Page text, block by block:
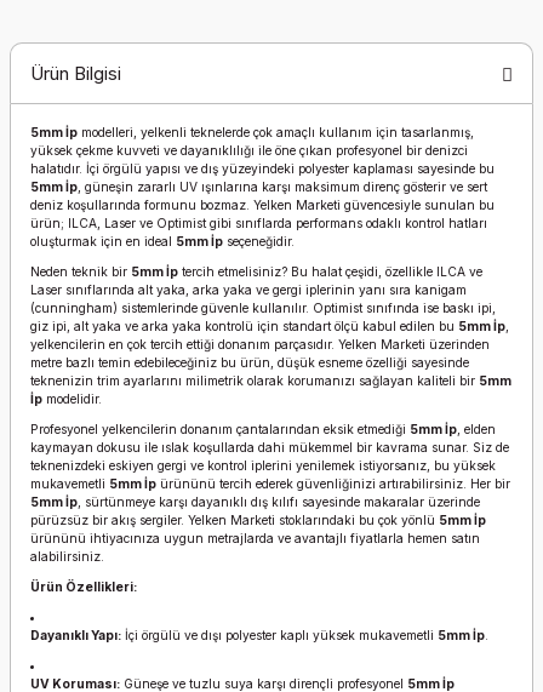
Ürün Bilgisi
5mm İp modelleri, yelkenli teknelerde çok amaçlı kullanım için tasarlanmış,
yüksek çekme kuvveti ve dayanıklılığı ile öne çıkan profesyonel bir denizci
halatıdır. İçi örgülü yapısı ve dış yüzeyindeki polyester kaplaması sayesinde bu
5mm İp , güneşin zararlı UV ışınlarına karşı maksimum direnç gösterir ve sert
deniz koşullarında formunu bozmaz. Yelken Marketi güvencesiyle sunulan bu
ürün; ILCA, Laser ve Optimist gibi sınıflarda performans odaklı kontrol hatları
oluşturmak için en ideal 5mm İp seçeneğidir.
Neden teknik bir 5mm İp tercih etmelisiniz? Bu halat çeşidi, özellikle ILCA ve
Laser sınıflarında alt yaka, arka yaka ve gergi iplerinin yanı sıra kanigam
(cunningham) sistemlerinde güvenle kullanılır. Optimist sınıfında ise baskı ipi,
giz ipi, alt yaka ve arka yaka kontrolü için standart ölçü kabul edilen bu 5mm İp
yelkencilerin en çok tercih ettiği donanım parçasıdır. Yelken Marketi üzerinden
metre bazlı temin edebileceğiniz bu ürün, düşük esneme özelliği sayesinde
teknenizin trim ayarlarını milimetrik olarak korumanızı sağlayan kaliteli bir 5mm
İp modelidir.
Profesyonel yelkencilerin donanım çantalarından eksik etmediği 5mm İp , elden
kaymayan dokusu ile ıslak koşullarda dahi mükemmel bir kavrama sunar. Siz de
teknenizdeki eskiyen gergi ve kontrol iplerini yenilemek istiyorsanız, bu yüksek
mukavemetli 5mm İp ürününü tercih ederek güvenliğinizi artırabilirsiniz. Her bir
5mm İp , sürtünmeye karşı dayanıklı dış kılıfı sayesinde makaralar üzerinde
pürüzsüz bir akış sergiler. Yelken Marketi stoklarındaki bu çok yönlü 5mm İp
ürününü ihtiyacınıza uygun metrajlarda ve avantajlı fiyatlarla hemen satın
alabilirsiniz.
Ürün Özellikleri:
Dayanıklı Yapı: İçi örgülü ve dışı polyester kaplı yüksek mukavemetli 5mm İp
UV Koruması: Güneşe ve tuzlu suya karşı dirençli profesyonel 5mm İp